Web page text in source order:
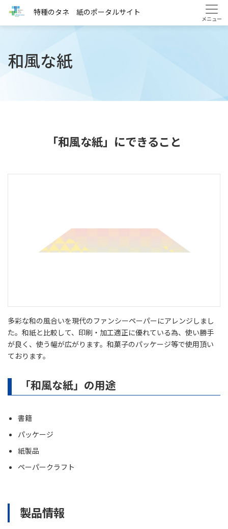
特種のタネ 紙のポータルサイト
HOME 課題から探す 和風な紙
和風な紙
「和風な紙」 にできること
多彩な和の風合いを現代のファンシーペーパーにアレンジしまし
た。和紙と比較して、印刷・加工適正に優れている為、使い勝手
が良く、使う幅が広がります。和菓子のパッケージ等で使用頂い
ております。
「和風な紙」の用途
書籍
パッケージ
紙製品
ペーパークラフト
製品情報